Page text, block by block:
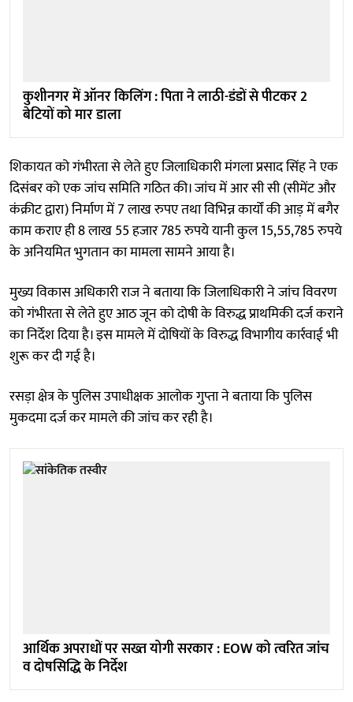
कुशीनगर में ऑनर किलिंग : पिता ने लाठी-डंडों से पीटकर 2
बेटियों को मार डाला
शिकायत को गंभीरता से लेते हुए जिलाधिकारी मंगला प्रसाद सिंह ने एक
दिसंबर को एक जांच समिति गठित की। जांच में आर सी सी (सीमेंट और
कंक्रीट द्वारा) निर्माण में 7 लाख रुपए तथा विभिन्न कार्यों की आड़ में बगैर
काम कराए ही 8 लाख 55 हजार 785 रुपये यानी कुल 15,55,785 रुपये
के अनियमित भुगतान का मामला सामने आया है।
मुख्य विकास अधिकारी राज ने बताया कि जिलाधिकारी ने जांच विवरण
को गंभीरता से लेते हुए आठ जून को दोषी के विरुद्ध प्राथमिकी दर्ज कराने
का निर्देश दिया है। इस मामले में दोषियों के विरुद्ध विभागीय कार्रवाई भी
शुरू कर दी गई है।
रसड़ा क्षेत्र के पुलिस उपाधीक्षक आलोक गुप्ता ने बताया कि पुलिस
मुकदमा दर्ज कर मामले की जांच कर रही है।
आर्थिक अपराधों पर सख्त योगी सरकार : EOW को त्वरित जांच
व दोषसिद्धि के निर्देश